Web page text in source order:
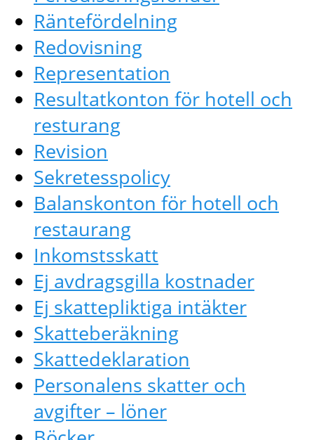
Räntefördelning
Redovisning
Representation
Resultatkonton för hotell och
resturang
Revision
Sekretesspolicy
Balanskonton för hotell och
restaurang
Inkomstsskatt
Ej avdragsgilla kostnader
Ej skattepliktiga intäkter
Skatteberäkning
Skattedeklaration
Personalens skatter och
avgifter – löner